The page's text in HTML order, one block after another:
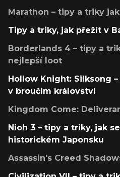
Marathon – tipy a triky
Tipy a triky, jak přežít v
Borderlands 4 – tipy a
nejlepší loot
Hollow Knight: Silksong
v broučím království
Kingdom Come:
Nioh 3 – tipy a triky, jak
historickém Japonsku
Assassin's Creed